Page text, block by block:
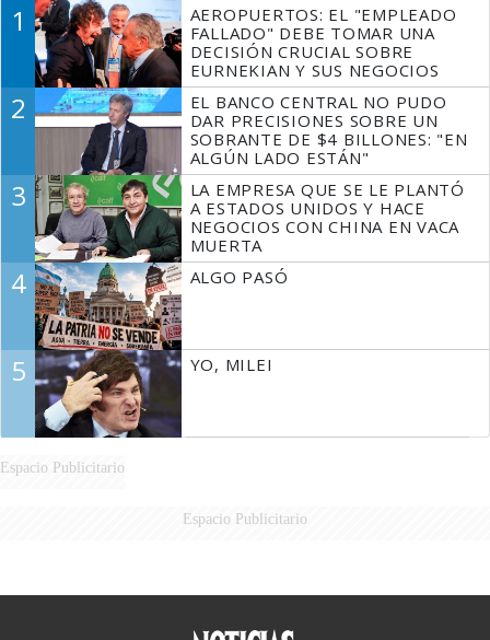
1
AEROPUERTOS: EL "EMPLEADO
FALLADO" DEBE TOMAR UNA
DECISIÓN CRUCIAL SOBRE
EURNEKIAN Y SUS NEGOCIOS
2
EL BANCO CENTRAL NO PUDO
DAR PRECISIONES SOBRE UN
SOBRANTE DE $4 BILLONES: "EN
ALGÚN LADO ESTÁN"
3
LA EMPRESA QUE SE LE PLANTÓ
A ESTADOS UNIDOS Y HACE
NEGOCIOS CON CHINA EN VACA
MUERTA
4 ALGO PASÓ
5 YO, MILEI
Espacio Publicitario
Espacio Publicitario